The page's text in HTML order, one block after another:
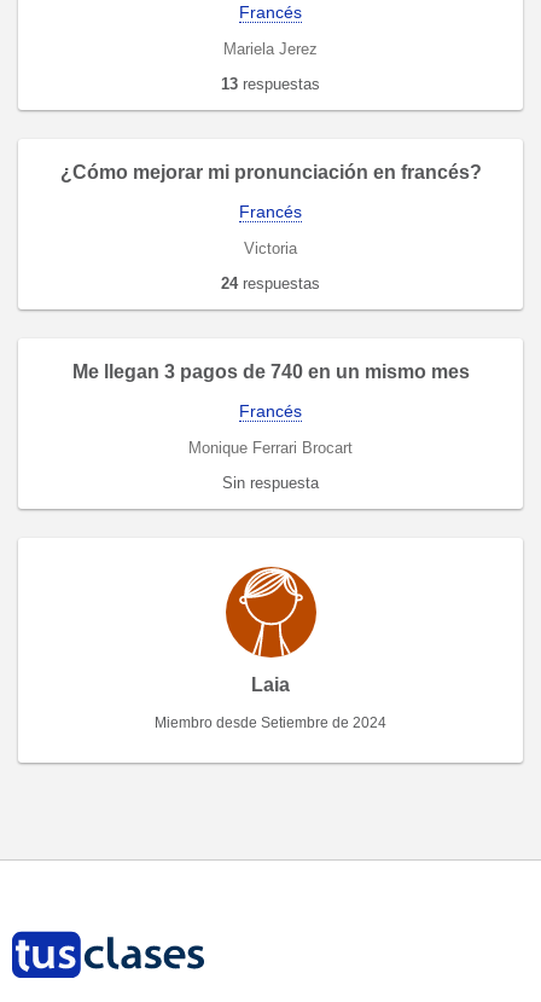
Francés
Mariela Jerez
13 respuestas
¿Cómo mejorar mi pronunciación en francés?
Francés
Victoria
24respuestas
Me llegan 3 pagos de 740 en un mismo mes
Francés
Monique Ferrari Brocart
Sin respuesta
Laia
Miembro desde Setiembre de 2024